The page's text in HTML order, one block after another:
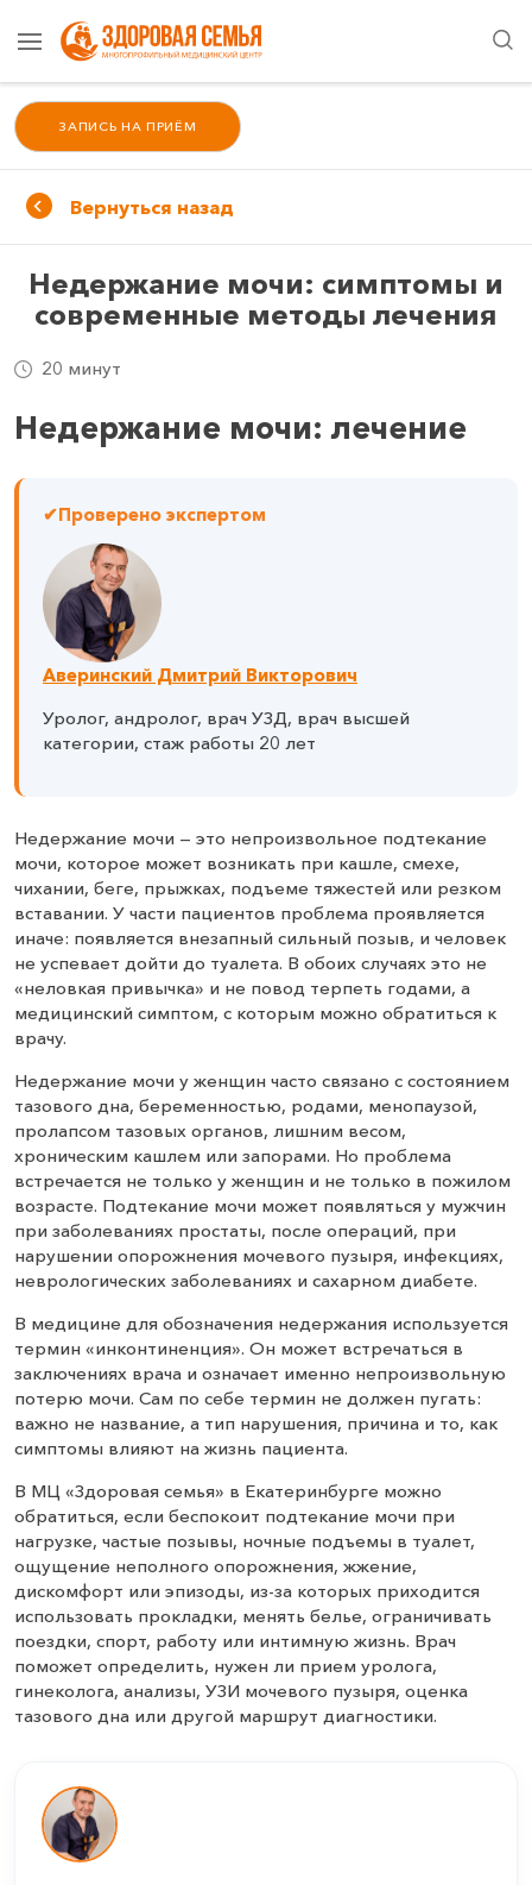
ЗАПИСЬ НА ПРИЁМ
Вернуться назад
Недержание мочи: симптомы и
современные методы лечения
20 минут
Недержание мочи: лечение
✔Проверено экспертом
Аверинский Дмитрий Викторович
Уролог, андролог, врач УЗД, врач высшей
категории, стаж работы 20 лет
Недержание мочи — это непроизвольное подтекание
мочи, которое может возникать при кашле, смехе,
чихании, беге, прыжках, подъеме тяжестей или резком
вставании. У части пациентов проблема проявляется
иначе: появляется внезапный сильный позыв, и человек
не успевает дойти до туалета. В обоих случаях это не
«неловкая привычка» и не повод терпеть годами, а
медицинский симптом, с которым можно обратиться к
врачу.
Недержание мочи у женщин часто связано с состоянием
тазового дна, беременностью, родами, менопаузой,
пролапсом тазовых органов, лишним весом,
хроническим кашлем или запорами. Но проблема
встречается не только у женщин и не только в пожилом
возрасте. Подтекание мочи может появляться у мужчин
при заболеваниях простаты, после операций, при
нарушении опорожнения мочевого пузыря, инфекциях,
неврологических заболеваниях и сахарном диабете.
В медицине для обозначения недержания используется
термин «инконтиненция». Он может встречаться в
заключениях врача и означает именно непроизвольную
потерю мочи. Сам по себе термин не должен пугать:
важно не название, а тип нарушения, причина и то, как
симптомы влияют на жизнь пациента.
В МЦ «Здоровая семья» в Екатеринбурге можно
обратиться, если беспокоит подтекание мочи при
нагрузке, частые позывы, ночные подъемы в туалет,
ощущение неполного опорожнения, жжение,
дискомфорт или эпизоды, из-за которых приходится
использовать прокладки, менять белье, ограничивать
поездки, спорт, работу или интимную жизнь. Врач
поможет определить, нужен ли прием уролога,
гинеколога, анализы, УЗИ мочевого пузыря, оценка
тазового дна или другой маршрут диагностики.